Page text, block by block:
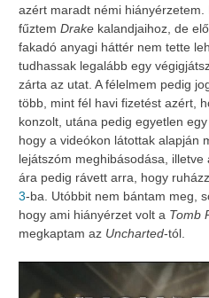
azért maradt némi
fűztem Drake kalandjaihoz, de
fakadó anyagi háttér nem tette
tudhassak legalább egy
zárta az utat. A félelmem pedig
több, mint fél havi fizetést azért,
konzolt, utána pedig egyetlen
hogy a videókon látottak alapján
lejátszóm meghibásodása,
ára pedig rávett arra, hogy
3-ba. Utóbbit nem bántam meg,
hogy ami hiányérzet volt a Tomb
megkaptam az Uncharted-tól.